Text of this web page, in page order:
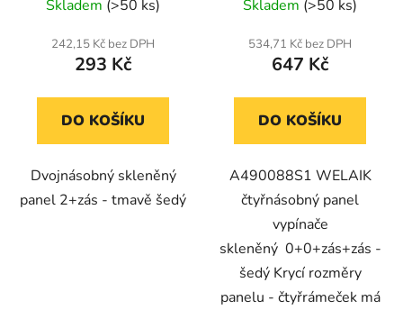
Skladem (>50 ks)
242,15 Kč bez DPH
293 Kč
DO KOŠÍKU
Dvojnásobný skleněný
panel 2+zás - tmavě šedý
Skladem (>50 ks)
534,71 Kč bez DPH
647 Kč
DO KOŠÍKU
A490088S1 WELAIK
čtyřnásobný panel
vypínače
skleněný 0+0+zás+zás -
šedý Krycí rozměry
panelu - čtyřrámeček má